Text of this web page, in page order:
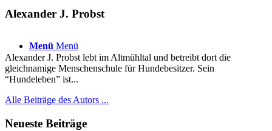
Menü Menü
Alexander J. Probst
Alexander J. Probst lebt im Altmühltal und betreibt dort die
gleichnamige Menschenschule für Hundebesitzer. Sein
“Hundeleben” ist...
Alle Beiträge des Autors ...
Neueste Beiträge